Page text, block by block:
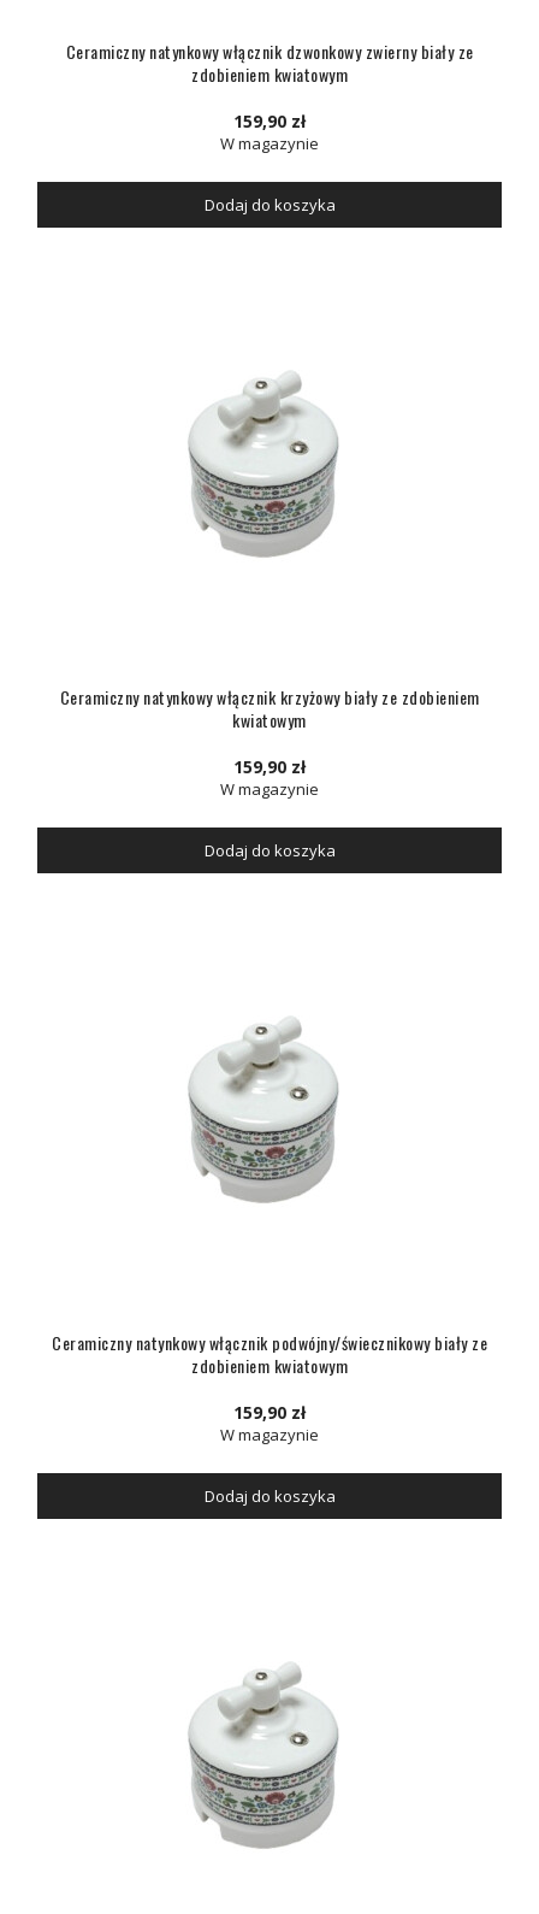
Ceramiczny natynkowy włącznik dzwonkowy zwierny biały ze
zdobieniem kwiatowym
159,90 zł
W magazynie
Dodaj do koszyka
Ceramiczny natynkowy włącznik krzyżowy biały ze zdobieniem
kwiatowym
159,90 zł
W magazynie
Dodaj do koszyka
Ceramiczny natynkowy włącznik podwójny/świecznikowy biały ze
zdobieniem kwiatowym
159,90 zł
W magazynie
Dodaj do koszyka